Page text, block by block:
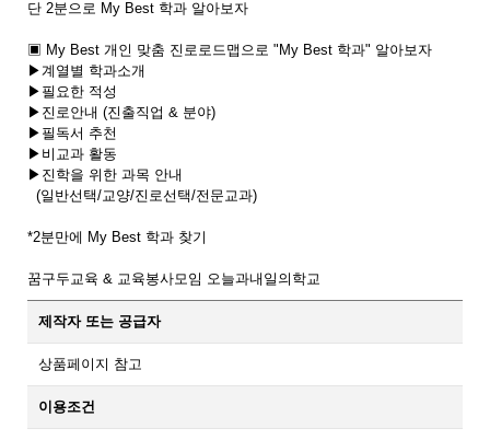
단 2분으로 My Best 학과 알아보자
▣ My Best 개인 맞춤 진로로드맵으로 "My Best 학과" 알아보자
▶계열별 학과소개
▶필요한 적성
▶진로안내 (진출직업 & 분야)
▶필독서 추천
▶비교과 활동
▶진학을 위한 과목 안내
(일반선택/교양/진로선택/전문교과)
*2분만에 My Best 학과 찾기
꿈구두교육 & 교육봉사모임 오늘과내일의학교
제작자 또는 공급자
상품페이지 참고
이용조건